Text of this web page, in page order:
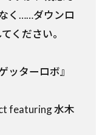
く……ダウンロ
ください。
ッターロボ』
featuring 水木